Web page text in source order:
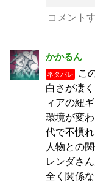
かかるん
ネタバレ
こ
白さが凄
ィアの紐
環境が変
代で不慣
人物との
レンダさ
全く関係